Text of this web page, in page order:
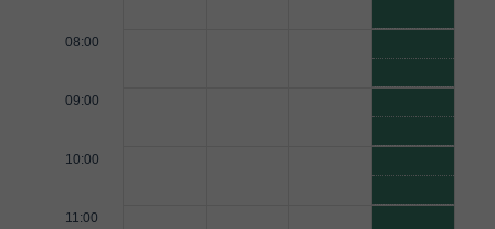
08:00
09:00
10:00
11:00